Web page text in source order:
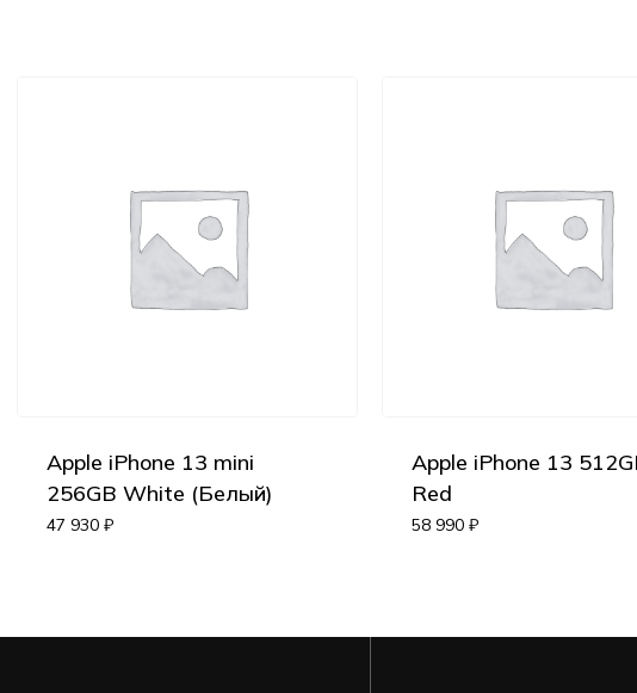
Apple iPhone 13 mini
256GB White (Белый)
47 930 ₽
Apple iPhone 13
Red
58 990 ₽